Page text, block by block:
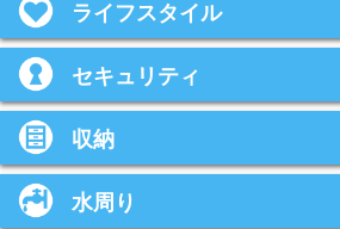
ライフスタイル
セキュリティ
収納
水周り